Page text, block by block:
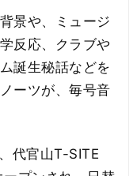
景や、ミュージ
反応、クラブや
誕生秘話などを
ーツが、毎号音
代官山T-SITE